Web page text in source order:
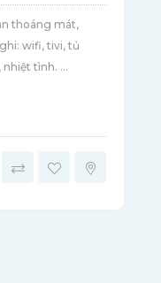
thoáng mát,
wifi, tivi, tủ
nhiệt tình. ...